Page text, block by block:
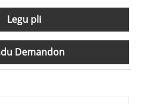
Legu pli
Demandon